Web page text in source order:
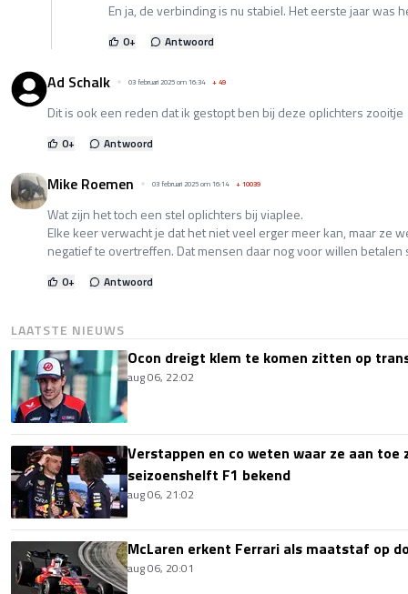
En ja, de verbinding is nu stabiel. Het eerste jaar was
0+ Antwoord
Ad Schalk 03 februari 2025 om 16:34 +49
Dit is ook een reden dat ik gestopt ben bij deze oplichters zooitje
0+ Antwoord
Mike Roemen 03 februari 2025 om 16:14 +10039
Wat zijn het toch een stel oplichters bij viaplee.
Elke keer verwacht je dat het niet veel erger meer kan, maar ze
negatief te overtreffen. Dat mensen daar nog voor willen betalen
0+ Antwoord
LAATSTE NIEUWS
Ocon dreigt klem te komen zitten op
aug 06, 22:02
Verstappen en co weten waar ze aan
seizoenshelft F1 bekend
aug 06, 21:02
McLaren erkent Ferrari als maatstaf op
aug 06, 20:01